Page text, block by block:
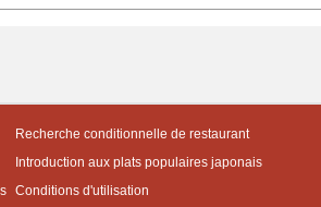
Recherche conditionnelle de restaurant
Introduction aux plats populaires japonais
Conditions d'utilisation